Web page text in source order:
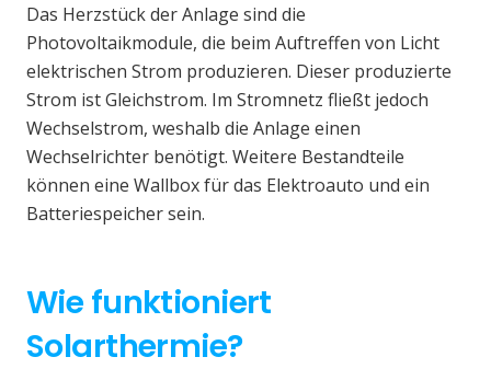
Das Herzstück der Anlage sind die
Photovoltaikmodule, die beim Auftreffen von Licht
elektrischen Strom produzieren. Dieser produzierte
Strom ist Gleichstrom. Im Stromnetz fließt jedoch
Wechselstrom, weshalb die Anlage einen
Wechselrichter benötigt. Weitere Bestandteile
können eine Wallbox für das Elektroauto und ein
Batteriespeicher sein.
Wie funktioniert
Solarthermie?